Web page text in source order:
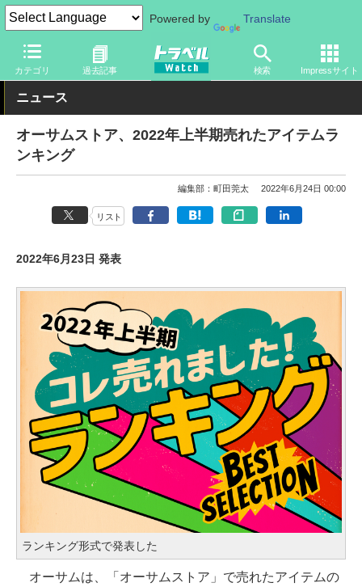
Powered by Translate
カテゴリ 過去記事 検索 Impressサイト
トラベル Watch 旅のアイテム 旅行グッズ
ニュース
オーサムストア、2022年上半期売れたアイテムラ
ンキング
編集部：町田莞太 2022年6月24日 00:00
リスト
2022年6月23日 発表
ランキング形式で発表した
オーサムは、「オーサムストア」で売れたアイテムの